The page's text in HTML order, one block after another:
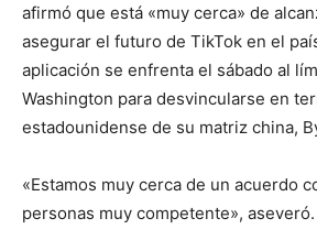
afirmó que está «muy cerca» de
asegurar el futuro de TikTok en el
aplicación se enfrenta el sábado al
Washington para desvincularse en
estadounidense de su matriz china,
«Estamos muy cerca de un acuerdo
personas muy competente», aseveró.